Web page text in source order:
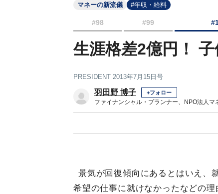
マネーの新流儀 #年収・給料
#98 #99
生涯格差2億円！
PRESIDENT 2013年7月15日号
羽田野 博子 +フォロー
ファイナンシャル・プランナー、NPO法人マ
景気が回復傾向にあるとはいえ、
希望の仕事に就けなかったなどの